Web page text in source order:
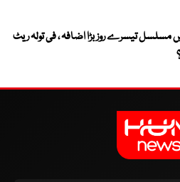
تیسرے روز بڑا اضافہ ، فی تولہ ریٹ